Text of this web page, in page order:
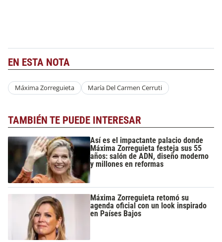
EN ESTA NOTA
Máxima Zorreguieta María Del Carmen Cerruti
TAMBIÉN TE PUEDE INTERESAR
Así es el impactante palacio donde
Máxima Zorreguieta festeja sus 55
años: salón de ADN, diseño moderno
y millones en reformas
Máxima Zorreguieta retomó su
agenda oficial con un look inspirado
en Países Bajos